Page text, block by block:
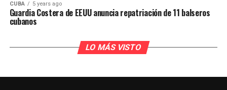
CUBA 5 years ago
Guardia Costera de EEUU anuncia repatriación de 11 balseros
cubanos
LO MÁS VISTO